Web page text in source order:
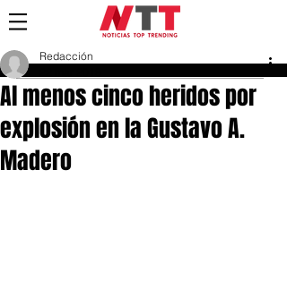
Al menos cinco heridos por
explosión en la Gustavo A.
Madero
Redacción